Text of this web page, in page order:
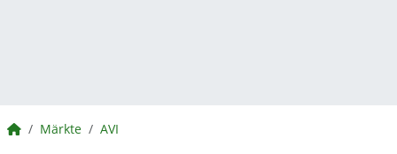
BörsenNEWS.de
Märkte AVI